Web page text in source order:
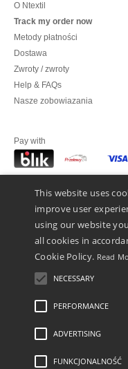
O Ntextil
Track my order now
Metody płatności
Dostawa
Zwroty / zwroty
Help & FAQs
Nasze zobowiazania
Pay with
We ship with
Legal Mentions-polityka
This website uses
improve user
using our website
all cookies in
Cookie Policy. Read
NECESSARY
PERFORMANCE
ADVERTISING
FUNKCJONALNOŚĆ